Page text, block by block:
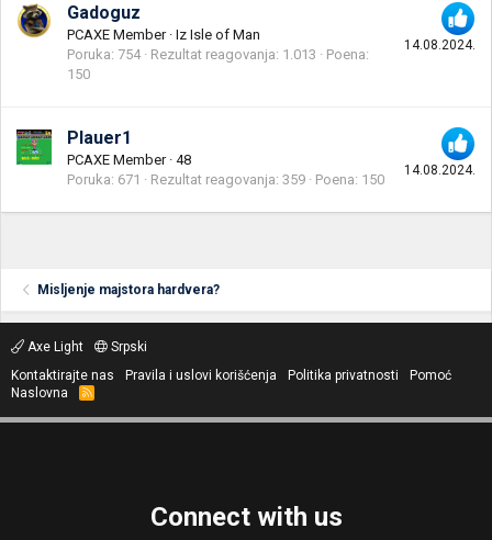
14.08.2024.
Gadoguz
PCAXE Member · Iz Isle of Man
Poruka 754 Rezultat reagovanja 1.013
Poena
150
14.08.2024.
Plauer1
PCAXE Member · 48
Poruka 671 Rezultat reagovanja 359 Poena 150
Misljenje majstora hardvera?
Axe Light
Srpski
Kontaktirajte nas
Pravila i uslovi korišćenja Politika privatnosti
Pomoć
Naslovna
R
S
Connect with us